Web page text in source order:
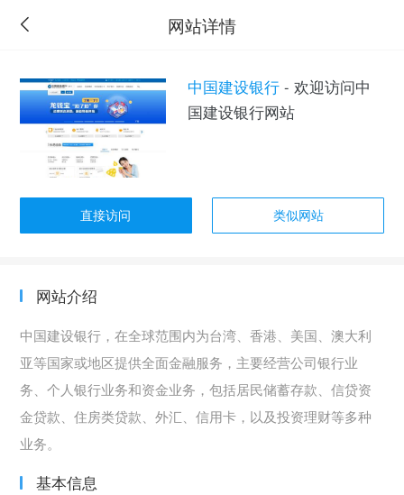
网站详情
中国建设银行- 欢迎访问中
国建设银行网站
直接访问 类似网站
网站介绍
中国建设银行，在全球范围内为台湾、香港、美国、澳大利
亚等国家或地区提供全面金融服务，主要经营公司银行业
务、个人银行业务和资金业务，包括居民储蓄存款、信贷资
金贷款、住房类贷款、外汇、信用卡，以及投资理财等多种
业务。
基本信息